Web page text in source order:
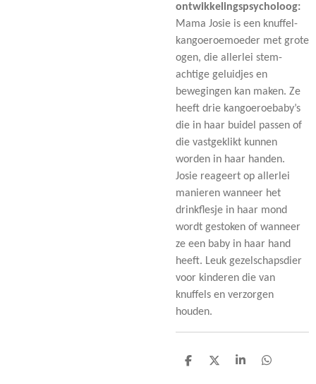
ontwikkelingspsycholoog:
Mama Josie is een knuffel-
kangoeroemoeder met grote
ogen, die allerlei stem-
achtige geluidjes en
bewegingen kan maken. Ze
heeft drie kangoeroebaby’s
die in haar buidel passen of
die vastgeklikt kunnen
worden in haar handen.
Josie reageert op allerlei
manieren wanneer het
drinkflesje in haar mond
wordt gestoken of wanneer
ze een baby in haar hand
heeft. Leuk gezelschapsdier
voor kinderen die van
knuffels en verzorgen
houden.
D
D
S
D